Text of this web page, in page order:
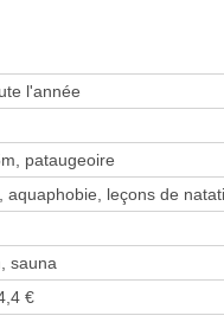
l'année
pataugeoire
aquaphobie, leçons de
sauna
€